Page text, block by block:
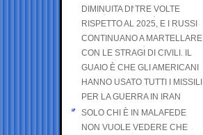
DIMINUITA DI TRE VOLTE
RISPETTO AL 2025, E I RUSSI
CONTINUANO A MARTELLARE
CON LE STRAGI DI CIVILI. IL
GUAIO È CHE GLI AMERICANI
HANNO USATO TUTTI I MISSILI
PER LA GUERRA IN IRAN
SOLO CHI È IN MALAFEDE
NON VUOLE VEDERE CHE